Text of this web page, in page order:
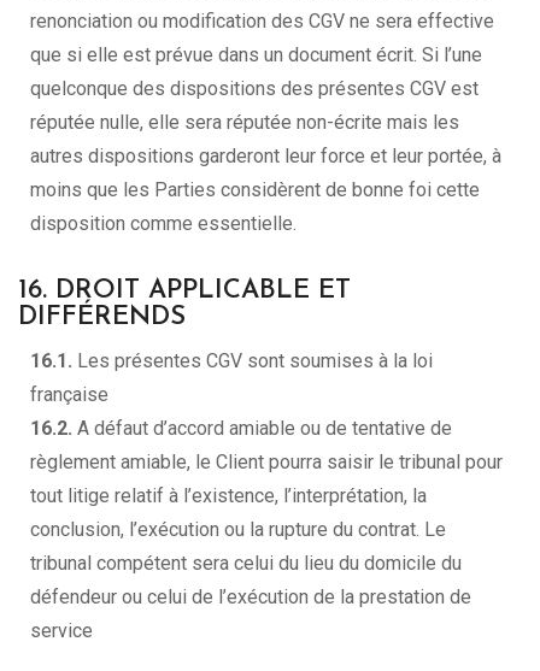
renonciation ou modification des CGV ne sera effective
que si elle est prévue dans un document écrit. Si l’une
quelconque des dispositions des présentes CGV est
réputée nulle, elle sera réputée non-écrite mais les
autres dispositions garderont leur force et leur portée, à
moins que les Parties considèrent de bonne foi cette
disposition comme essentielle.
16. DROIT APPLICABLE ET
DIFFÉRENDS
16.1. Les présentes CGV sont soumises à la loi
française
16.2. A défaut d’accord amiable ou de tentative de
règlement amiable, le Client pourra saisir le tribunal pour
tout litige relatif à l’existence, l’interprétation, la
conclusion, l’exécution ou la rupture du contrat. Le
tribunal compétent sera celui du lieu du domicile du
défendeur ou celui de l’exécution de la prestation de
service